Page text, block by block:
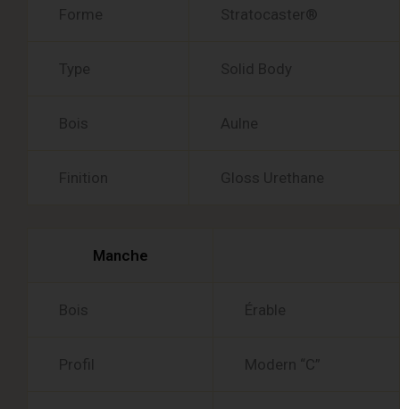
Forme Stratocaster®
Type Solid Body
Bois Aulne
Finition Gloss Urethane
Manche
Bois Érable
Profil Modern “C”